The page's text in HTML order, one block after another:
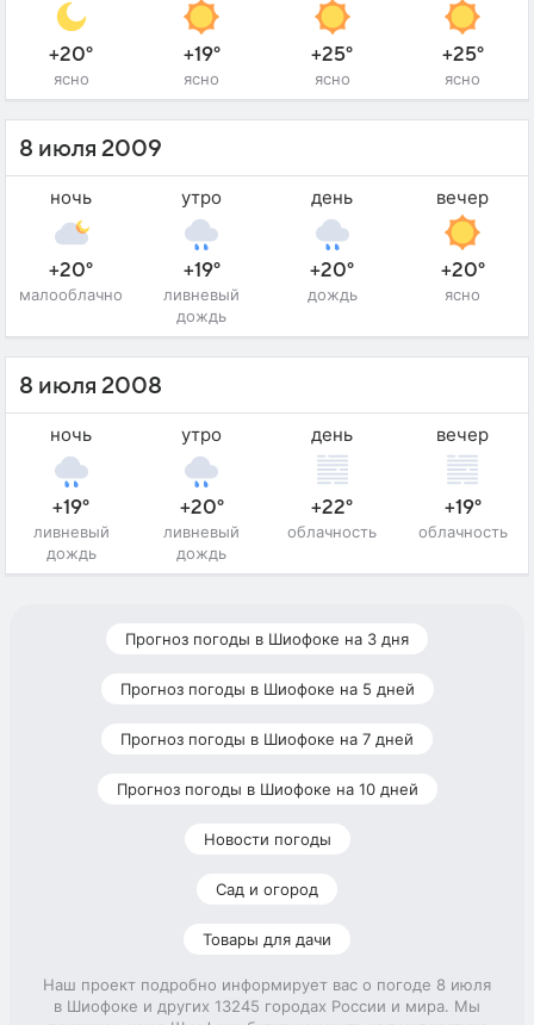
+20°
ясно
+19°
ясно
+25°
ясно
+25°
ясно
8 июля 2009
ночь
+20°
малооблачно
утро
+19°
ливневый
дождь
день
+20°
дождь
вечер
+20°
ясно
8 июля 2008
ночь
+19°
ливневый
дождь
утро
+20°
ливневый
дождь
день
+22°
облачность
вечер
+19°
облачность
Прогноз погоды в Шиофоке на 3 дня
Прогноз погоды в Шиофоке на 5 дней
Прогноз погоды в Шиофоке на 7 дней
Прогноз погоды в Шиофоке на 10 дней
Новости погоды
Сад и огород
Товары для дачи
Наш проект подробно информирует вас о погоде 8 июля
в Шиофоке и других 13245 городах России и мира. Мы